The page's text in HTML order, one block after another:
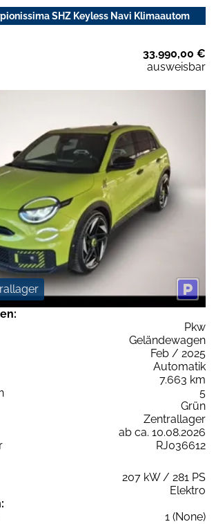
SHZ Keyless Navi Klimaautom
33.990,00 €
ausweisbar
Pkw
Geländewagen
Feb / 2025
Automatik
7.663 km
5
Grün
Zentrallager
ab ca. 10.08.2026
RJ036612
207 kW / 281 PS
Elektro
1 (None)